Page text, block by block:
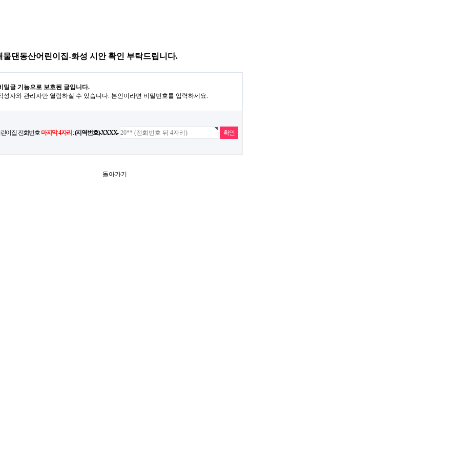
물댄동산어린이집-화성 시안 확인 부탁드립니다.
밀글 기능으로 보호된 글입니다.
성자와 관리자만 열람하실 수 있습니다. 본인이라면 비밀번호를 입력하세요.
이집 전화번호 마지막 4자리:(지역번호)-XXXX-
돌아가기